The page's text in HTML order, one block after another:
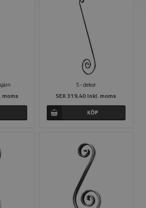
moms
S - dekor
SEK 319,40 Inkl. moms